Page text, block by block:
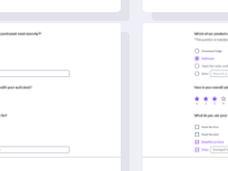
kultur
tilfredshet
Maler for